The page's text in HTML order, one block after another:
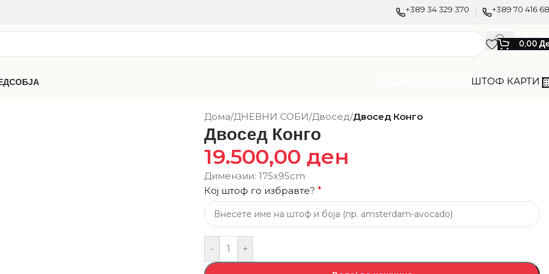
+389 34 329 370 +389 70 416
0,00
ШТОФ КАРТИ
Дома/ДНЕВНИ СОБИ/Двосед/Двосед Конго
Двосед Конго
19.500,00 ден
Димензии: 175х95cm
Кој штоф го избравте? *
- +